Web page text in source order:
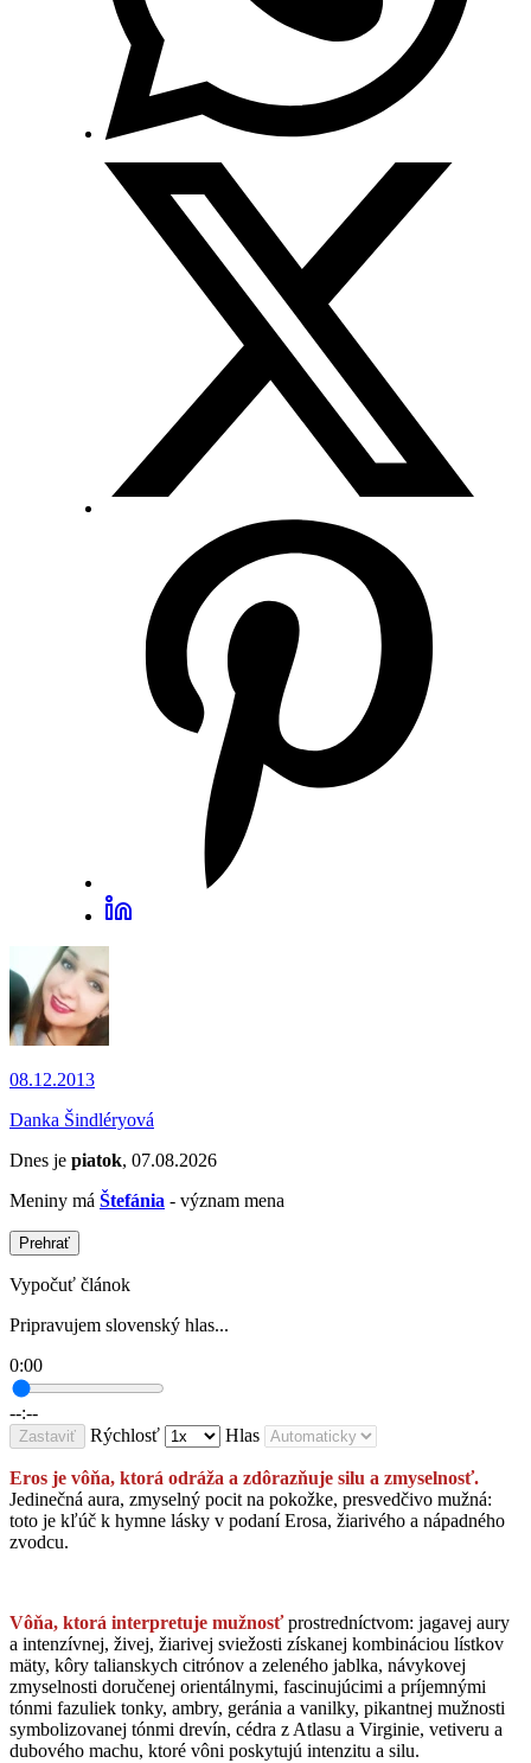
08.12.2013
Danka Šindléryová
Dnes je piatok, 07.08.2026
Meniny má Štefánia - význam mena
Prehrať
Vypočuť článok
Pripravujem slovenský hlas...
0:00
--:--
Zastaviť Rýchlosť Hlas
Eros je vôňa, ktorá odráža a zdôrazňuje silu a zmyselnosť.
Jedinečná aura, zmyselný pocit na pokožke, presvedčivo mužná:
toto je kľúč k hymne lásky v podaní Erosa, žiarivého a nápadného
zvodcu.
Vôňa, ktorá interpretuje mužnosťprostredníctvom: jagavej aury
a intenzívnej, živej, žiarivej sviežosti získanej kombináciou lístkov
mäty, kôry talianskych citrónov a zeleného jablka, návykovej
zmyselnosti doručenej orientálnymi, fascinujúcimi a príjemnými
tónmi fazuliek tonky, ambry, geránia a vanilky, pikantnej mužnosti
symbolizovanej tónmi drevín, cédra z Atlasu a Virginie, vetiveru a
dubového machu, ktoré vôni poskytujú intenzitu a silu.